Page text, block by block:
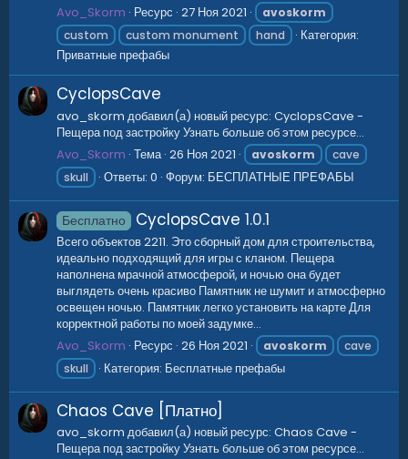
Avo_Skorm Ресурс 27 Ноя 2021
avoskorm
custom
custom monument hand
Категория:
Приватные префабы
CyclopsCave
avo_skorm добавил(а) новый ресурс: CyclopsCave -
Пещера под застройку Узнать больше об этом ресурсе...
Avo_Skorm Тема 26 Ноя 2021 avoskorm
cave
skull
Ответы: 0 Форум: БЕСПЛАТНЫЕ ПРЕФАБЫ
Бесплатно CyclopsCave 1.0.1
Всего объектов 2211. Это сборный дом для строительства,
идеально подходящий для игры с кланом. Пещера
наполнена мрачной атмосферой, и ночью она будет
выглядеть очень красиво Памятник не шумит и атмосферно
освещен ночью. Памятник легко установить на карте Для
корректной работы по моей задумке...
Avo_Skorm Ресурс 26 Ноя 2021 avoskorm
cave
skull
Категория: Бесплатные префабы
Chaos Cave [Платно]
avo_skorm добавил(а) новый ресурс: Chaos Cave -
Пещера под застройку Узнать больше об этом ресурсе...